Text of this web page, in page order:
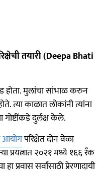
तयारी (Deepa Bhati
होता. मुलांचा सांभाळ करुन
त्या काळात लोकांनी त्यांना
दुर्लक्ष केले.
परिक्षेत दोन वेळा
प्रयत्नात २०२१ मध्ये १६६ रँक
सर्वांसाठी प्रेरणादायी